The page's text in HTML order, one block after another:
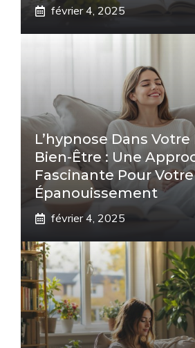
février 4, 2025
L’hypnose Dans
Bien-Être : Une
Fascinante Pour Votre
Épanouissement
février 4, 2025